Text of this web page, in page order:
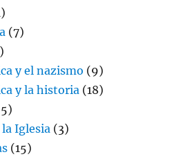
(7)
y el nazismo (9)
y la historia (18)
Iglesia (3)
(15)